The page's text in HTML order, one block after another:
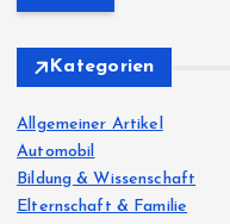
r
f
o
r
:
Kategorien
Allgemeiner Artikel
Automobil
Bildung & Wissenschaft
Elternschaft & Familie